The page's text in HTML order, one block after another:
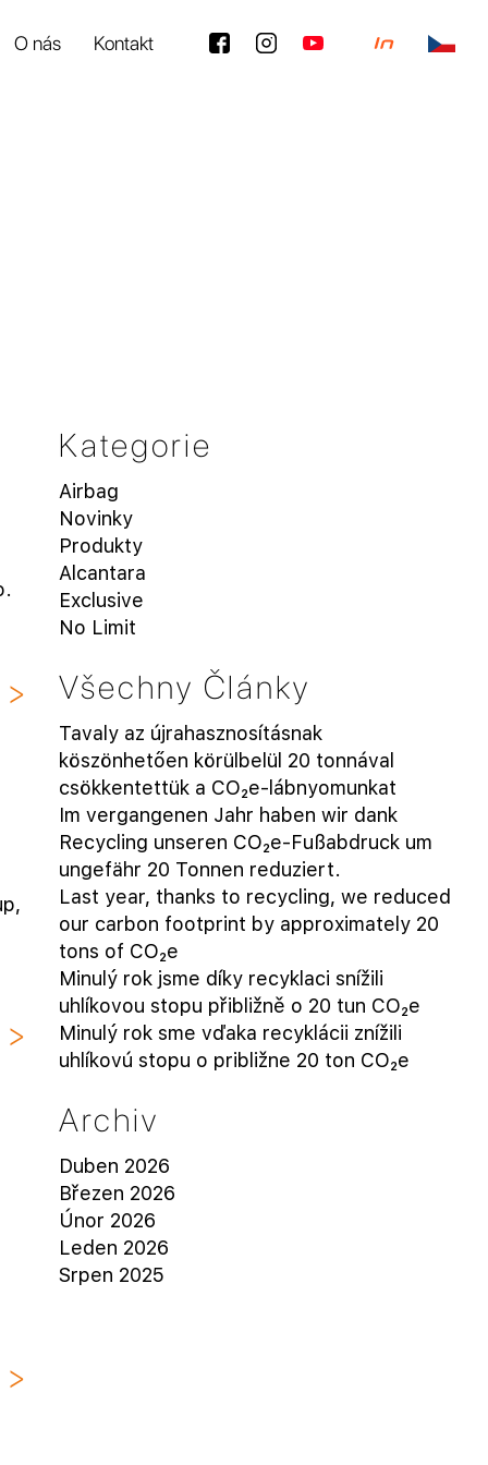
O nás Kontakt
Kategorie
Airbag
Novinky
Produkty
Alcantara
Exclusive
No Limit
Všechny Články
Tavaly az újrahasznosításnak
köszönhetően körülbelül 20 tonnával
csökkentettük a CO₂e-lábnyomunkat
Im vergangenen Jahr haben wir dank
Recycling unseren CO₂e-Fußabdruck um
ungefähr 20 Tonnen reduziert.
Last year, thanks to recycling, we reduced
our carbon footprint by approximately 20
tons of CO₂e
Minulý rok jsme díky recyklaci snížili
uhlíkovou stopu přibližně o 20 tun CO₂e
Minulý rok sme vďaka recyklácii znížili
uhlíkovú stopu o približne 20 ton CO₂e
Archiv
Duben 2026
Březen 2026
Únor 2026
Leden 2026
Srpen 2025